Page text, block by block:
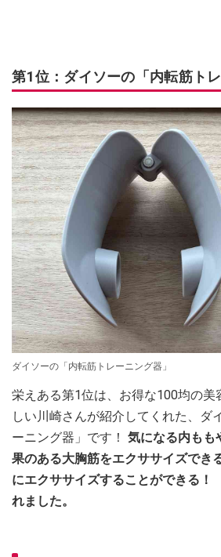
第1位：ダイソーの「内転筋トレ
ダイソーの「内転筋トレーニング器」
栄えある第1位は、お得な100均の美
しい川崎さんが紹介してくれた、ダ
ーニング器」です！ 気になる内もも
果のある大胸筋をエクササイズでき
にエクササイズすることができる
れました。